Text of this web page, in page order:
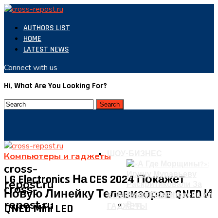
AUTHORS LIST
HOME
LATEST NEWS
Connect with us
Hi, What Are You Looking For?
cross-
repost.ru
cross-
repost.ru
ШОУ-БИЗНЕС
КОМПЬЮТЕРЫ И
ГАДЖЕТЫ
Компьютеры и гаджеты
LG Electronics На CES 2024 Покажет
Новую Линейку Телевизоров QNED И
QNED Mini LED